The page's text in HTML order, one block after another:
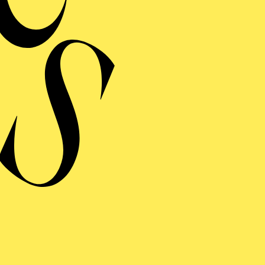
(Volksoper & Theater an der Wien) und Zürich. Für
Kulturbotschafter ernannt.
den Prix de L’Europe Francophone in Paris. Im Jahr
Korea National Opera und am Tokyo Nikikai Opera
Regisseur war er auch Professor an der Universität
von Amsterdam, Eindhoven, Saarbrücken,
er 2001 die International Opera Academy, die er
am Königlichen Konservatorium in Antwerpen und
Aviv, Leipzig, Madrid, Valencia und Barcelona.
inszenierte Guy Joosten bereits „La Fanciulla del
schweigsame Frau“ sowie „Arabella“ von